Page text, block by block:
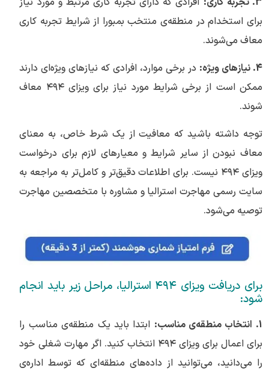
برای استخدام در منطقه‌ی منتخب بمبورا از شرایط تجربه کاری
معاف می‌شوند.
4. نیازهای ویژه:
در برخی موارد، افرادی که نیازهای ویژه‌ای دارند
ممکن است از برخی شرایط مورد نیاز برای ویزای ۴۹۴ معاف
شوند.
توجه داشته باشید که معافیت از یک شرط خاص، به معنای
معاف نبودن از سایر شرایط و معیارهای لازم برای درخواست
ویزای ۴۹۴ نیست. برای اطلاعات دقیق‌تر و کامل‌تر به مراجعه به
سایت رسمی مهاجرت استرالیا و مشاوره با متخصصین مهاجرت
توصیه می‌شود.
برای دریافت ویزای ۴۹۴ استرالیا، مراحل زیر باید انجام
شود:
1. انتخاب منطقه‌ی مناسب:
ابتدا باید یک منطقه‌ی مناسب را
برای اعمال برای ویزای ۴۹۴ انتخاب کنید. اگر مهارت شغلی خود
را می‌دانید، می‌توانید از داده‌های منطقه‌ای که توسط اداره‌ی